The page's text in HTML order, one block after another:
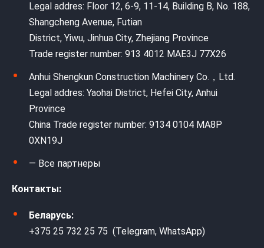
Legal addres: Floor 12, 6-9, 11-14, Building B, No. 188,
Shangcheng Avenue, Futian
District, Yiwu, Jinhua City, Zhejiang Province
Trade register number: 913 4012 MAE3J 77X26
Anhui Shengkun Construction Machinery Co.，Ltd.
Legal addres: Yaohai District, Hefei City, Anhui
Province
China Trade register number: 9134 0104 MA8P
0XN19J
— Все партнеры
Контакты:
Беларусь:
+375 25 732 25 75 (Telegram, WhatsApp)